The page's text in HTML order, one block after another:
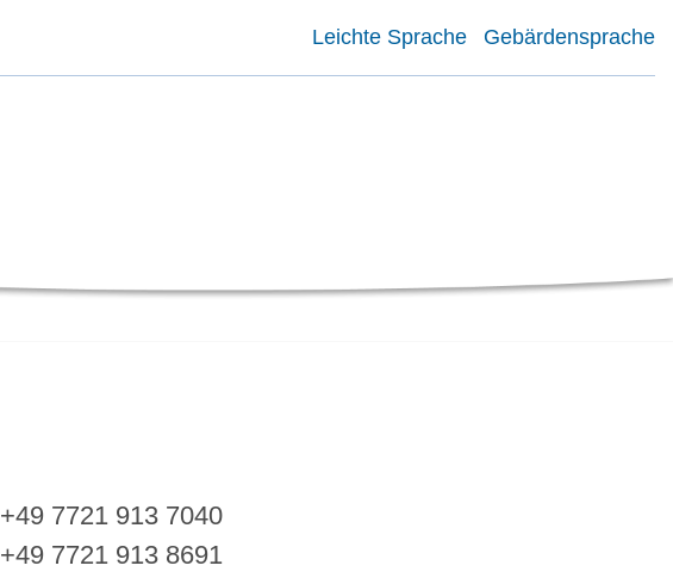
Leichte Sprache Gebärdensprache
+49 7721 913 7040
+49 7721 913 8691